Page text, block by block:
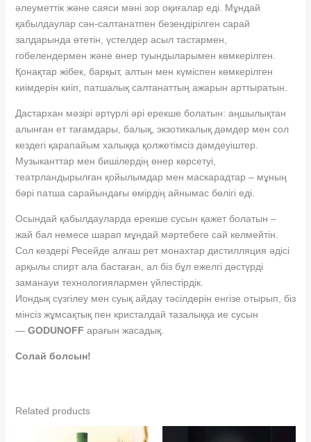
әлеуметтік және саяси мәні зор оқиғалар еді. Мұндай
қабылдаулар сән-салтанатпен безендірілген сарай
залдарында өтетін, үстелдер асыл тастармен,
гобелендермен және өнер туындыларымен көмкерілген.
Қонақтар жібек, барқыт, алтын мен күміспен көмкерілген
киімдерін киіп, патшалық салтанаттың ажарын арттыратын.
Дастархан мәзірі әртүрлі әрі ерекше болатын: аңшылықтан
алынған ет тағамдары, балық, экзотикалық дәмдер мен сол
кездегі қарапайым халыққа қолжетімсіз дәмдеуіштер.
Музыканттар мен бишілердің өнер көрсетуі,
театрландырылған қойылымдар мен маскарадтар – мұның
бәрі патша сарайындағы өмірдің айнымас бөлігі еді.
Осындай қабылдауларда ерекше сусын қажет болатын –
жай бал немесе шарап мұндай мәртебеге сай келмейтін.
Сол кездері Ресейде алғаш рет монахтар дистилляция әдісі
арқылы спирт ала бастаған, ал біз бұл ежелгі дәстүрді
заманауи технологиялармен үйлестірдік.
Иондық сүзгілеу мен суық айдау тәсілдерін енгізе отырып, біз
мінсіз жұмсақтық пен кристалдай тазалыққа ие сусын
— GODUNOFF арағын жасадық.
Солай болсын!
Related products